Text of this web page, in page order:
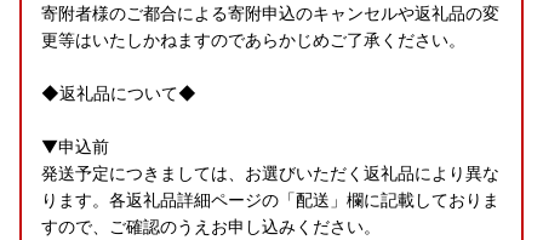
寄附者様のご都合による寄附申込のキャンセルや返礼品の変
更等はいたしかねますのであらかじめご了承ください。
◆返礼品について◆
▼申込前
発送予定につきましては、お選びいただく返礼品により異な
ります。各返礼品詳細ページの「配送」欄に記載しておりま
すので、ご確認のうえお申し込みください。